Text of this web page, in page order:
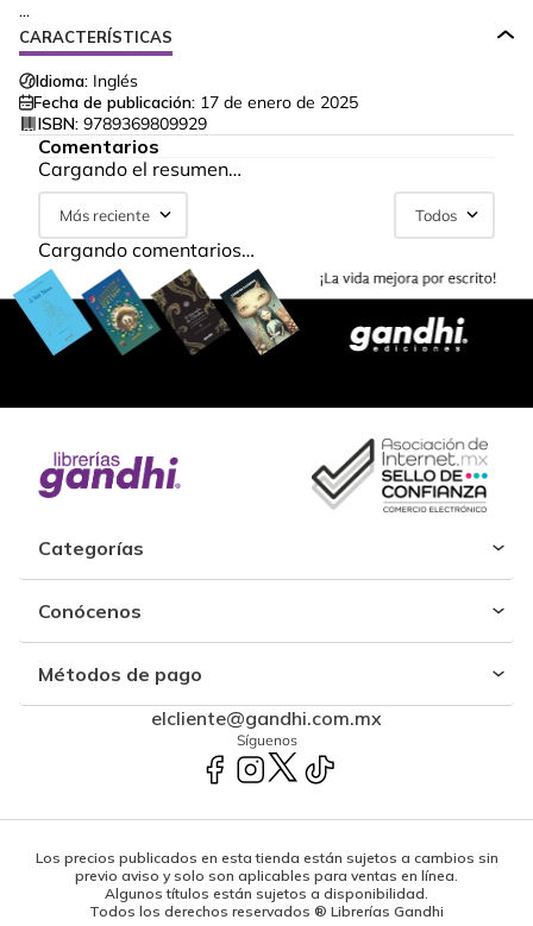
...
CARACTERÍSTICAS
Idioma: Inglés
Fecha de publicación: 17 de enero de 2025
ISBN: 9789369809929
Comentarios
Cargando el resumen…
Más reciente Todos
Cargando comentarios…
Categorías
Conócenos
Métodos de pago
elcliente@gandhi.com.mx
Síguenos
Los precios publicados en esta tienda están sujetos a cambios sin
previo aviso y solo son aplicables para ventas en línea.
Algunos títulos están sujetos a disponibilidad.
Todos los derechos reservados ® Librerías Gandhi